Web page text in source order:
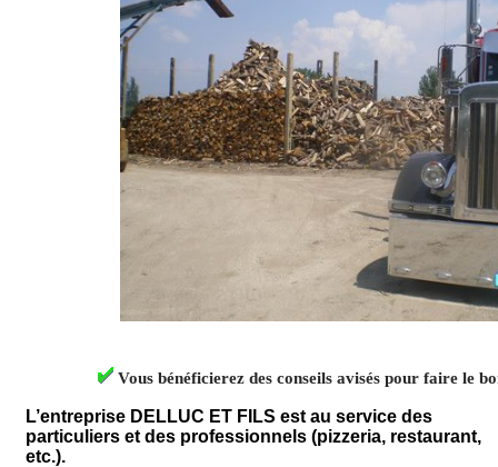
Vous bénéficierez des conseils avisés pour faire le
L’entreprise DELLUC ET FILS est au service des
particuliers et des professionnels (pizzeria, restaurant,
etc.).